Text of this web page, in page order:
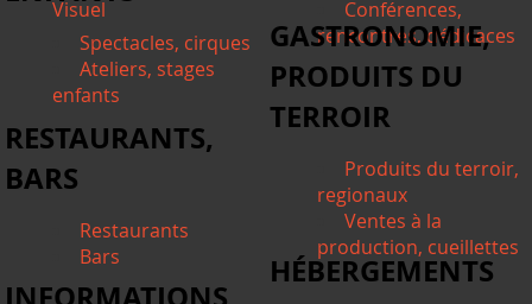
Visuel
Conférences,
rencontres, dédicaces
Spectacles, cirques
Ateliers, stages
enfants
GASTRONOMIE,
PRODUITS DU
TERROIR
Produits du terroir,
regionaux
Ventes à la
production, cueillettes
RESTAURANTS,
BARS
Restaurants
Bars
HÉBERGEMENTS